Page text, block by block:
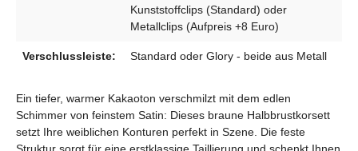
Kunststoffclips (Standard) oder
Metallclips (Aufpreis +8 Euro)
Verschlussleiste: Standard oder Glory - beide aus Metall
Ein tiefer, warmer Kakaoton verschmilzt mit dem edlen
Schimmer von feinstem Satin: Dieses braune Halbbrustkorsett
setzt Ihre weiblichen Konturen perfekt in Szene. Die feste
Struktur sorgt für eine erstklassige Taillierung und schenkt Ihnen